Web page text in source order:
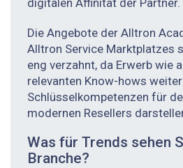
digitalen Affinität der Partner.
Die Angebote der Alltron
Alltron Service Marktplatzes
eng verzahnt, da Erwerb wie
relevanten Know-hows
Schlüsselkompetenzen für
modernen Resellers
Was für Trends sehen
Branche?